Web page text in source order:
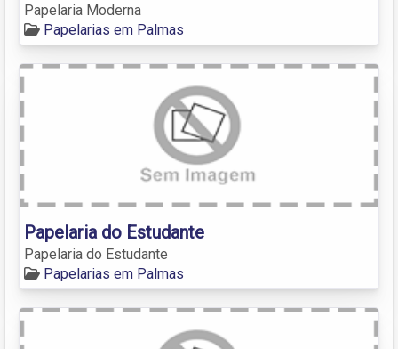
Papelaria Moderna
Papelarias em Palmas
Papelaria do Estudante
Papelaria do Estudante
Papelarias em Palmas